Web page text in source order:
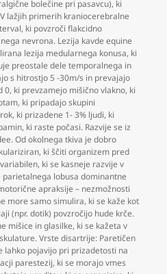
bolečine pri pasavcu), ki
lažjih primerih kraniocerebralne
, ki povzroči flakcidno
nevrona. Lezija kavde equine
lezija medularnega konusa, ki
preostale dele temporalnega in
s hitrostjo 5 -30m/s in prevajajo
0, ki prevzamejo mišično vlakno, ki
, ki pripadajo skupini
, ki prizadene 1- 3% ljudi, ki
, ki raste počasi. Razvije se iz
Od okolnega tkiva je dobro
, ki ščiti organizem pred
, ki se kasneje razvije v
lobusa dominantne
apraksije – nezmožnosti
more samo simulira, ki se kaže kot
(npr. dotik) povzročijo hude krče.
mišice in glasilke, ki se kažeta v
Vrste disartrije: Paretičen
lahko pojavijo pri prizadetosti na
parestezij, ki se morajo vmes